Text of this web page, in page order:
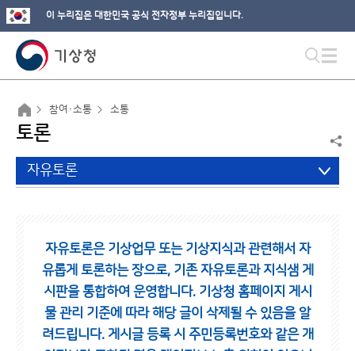
이 누리집은 대한민국 공식 전자정부 누리집입니다.
참여·소통 소통
토론
자유토론
자유토론은 기상업무 또는 기상지식과 관련해서 자
유롭게 토론하는 장으로, 기존 자유토론과 지식샘 게
시판을 통합하여 운영합니다. 기상청 홈페이지 게시
물 관리 기준에 따라 해당 글이 삭제될 수 있음을 알
려드립니다. 게시글 등록 시 주민등록번호와 같은 개